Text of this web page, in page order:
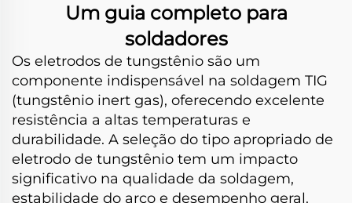
Um guia completo para
soldadores
Os eletrodos de tungstênio são um
componente indispensável na soldagem TIG
(tungstênio inert gas), oferecendo excelente
resistência a altas temperaturas e
durabilidade. A seleção do tipo apropriado de
eletrodo de tungstênio tem um impacto
significativo na qualidade da soldagem,
estabilidade do arco e desempenho geral.